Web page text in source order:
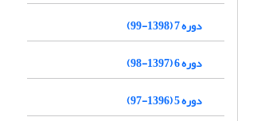
دوره 7 (1398-99)
دوره 6 (1397-98)
دوره 5 (1396-97)